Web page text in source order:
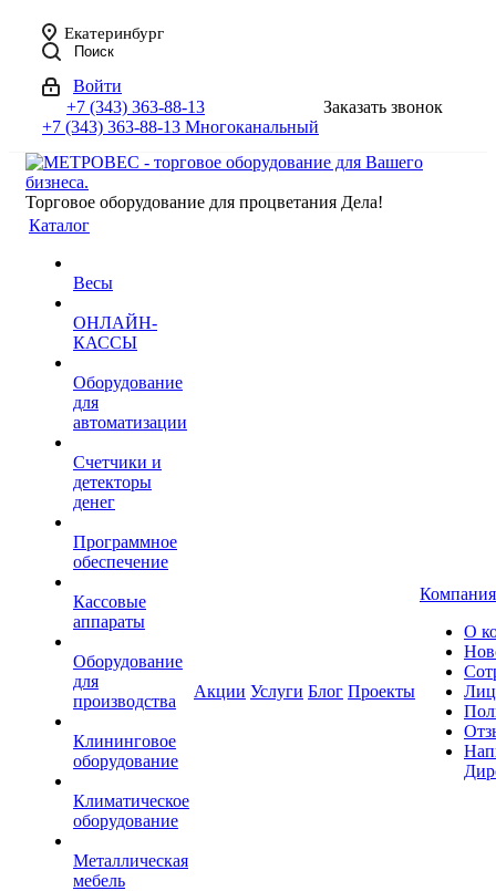
Екатеринбург
Поиск
Войти
+7 (343) 363-88-13
+7 (343) 363-88-13 Многоканальный
Заказать звонок
Торговое оборудование для процветания Дела!
Каталог
Весы
ОНЛАЙН-
КАССЫ
Оборудование
для
автоматизации
Счетчики и
детекторы
денег
Программное
обеспечение
Кассовые
аппараты
Оборудование
для
производства
Клининговое
оборудование
Климатическое
оборудование
Металлическая
мебель
Акции Услуги Блог Проекты
Компания
О